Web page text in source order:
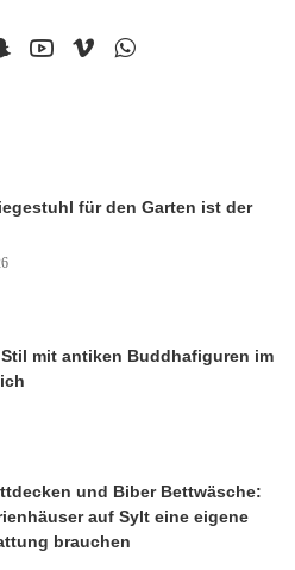
für den Garten ist der
mit antiken Buddhafiguren im
und Biber Bettwäsche:
auf Sylt eine eigene
brauchen